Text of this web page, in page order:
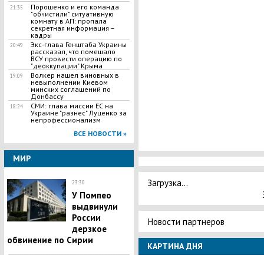
21:35
Порошенко и его команда
"обчистили" ситуативную
комнату в АП: пропала
секретная информация –
кадры
20:49
Экс-глава Генштаба Украины
рассказал, что помешало
ВСУ провести операцию по
"деоккупации" Крыма
19:09
Волкер нашел виновных в
невыполнении Киевом
минских соглашений по
Донбассу
18:24
СМИ: глава миссии ЕС на
Украине "разнес" Луценко за
непрофессионализм
ВСЕ НОВОСТИ »
МИР
23:30
У Помпео
выдвинули
России
дерзкое
обвинение по Сирии
Загрузка...
Новости партнеров
КАРТИНА ДНЯ